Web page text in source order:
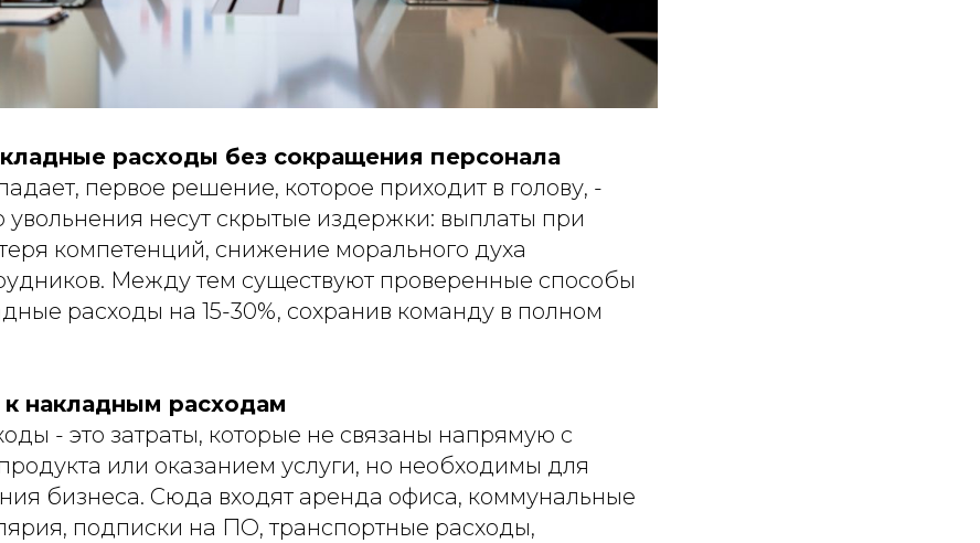
расходы без сокращения персонала
первое решение, которое приходит в голову, -
увольнения несут скрытые издержки: выплаты при
компетенций, снижение морального духа
Между тем существуют проверенные способы
расходы на 15-30%, сохранив команду в полном
накладным расходам
- это затраты, которые не связаны напрямую с
или оказанием услуги, но необходимы для
бизнеса. Сюда входят аренда офиса, коммунальные
подписки на ПО, транспортные расходы,